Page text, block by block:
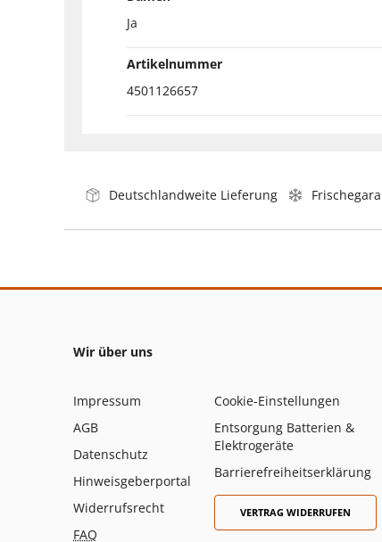
Ja
Artikelnummer
4501126657
Deutschlandweite Lieferung
Wir über uns
Impressum
AGB
Datenschutz
Hinweisgeberportal
Widerrufsrecht
FAQ
Cookie-Einstellungen
Entsorgung Batterien &
Elektrogeräte
Barrierefreiheitserklärung
VERTRAG WIDERRUFEN